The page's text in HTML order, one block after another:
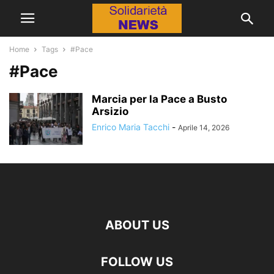
Home Tags #Pace
#Pace
Marcia per la Pace a Busto
Arsizio
Enrico Maria Tacchi - Aprile 14, 2026
ABOUT US
FOLLOW US